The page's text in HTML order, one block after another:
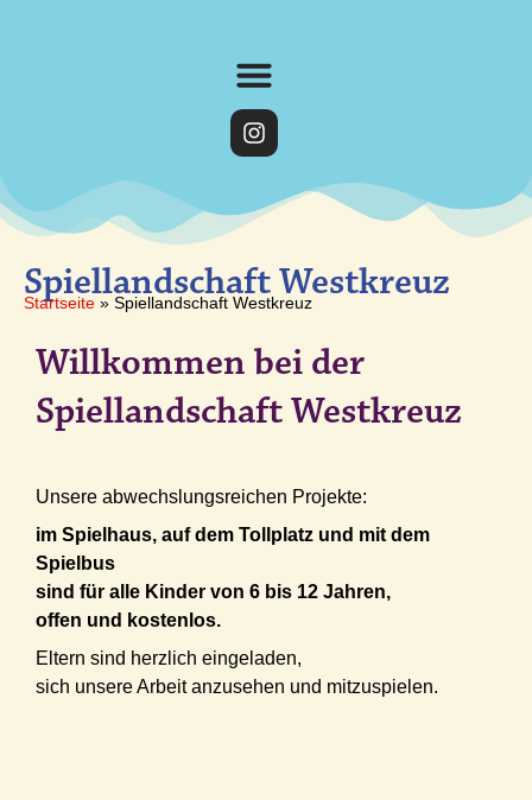
Spiellandschaft Westkreuz
Startseite » Spiellandschaft Westkreuz
Willkommen bei der
Spiellandschaft Westkreuz
Unsere abwechslungsreichen Projekte:
im Spielhaus, auf dem Tollplatz und mit dem
Spielbus
sind für alle Kinder von 6 bis 12 Jahren,
offen und kostenlos.
Eltern sind herzlich eingeladen,
sich unsere Arbeit anzusehen und mitzuspielen.